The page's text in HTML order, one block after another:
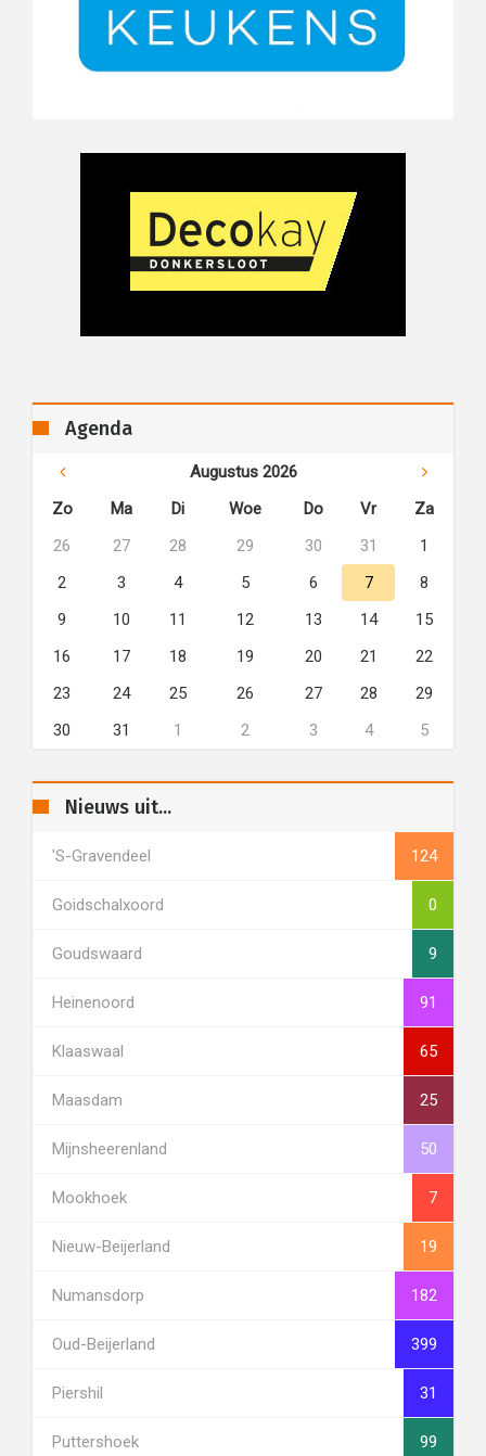
Agenda
Augustus 2026
Zo
Ma Di Woe Do Vr
Za
26
27 28 29 30 31
1
2
3 4 5 6 7
8
9
10 11 12 13 14
15
16
17 18 19 20 21
22
23
24 25 26 27 28
29
30
31 1 2 3 4 5
Nieuws uit...
's-Gravendeel 124
Goidschalxoord 0
Goudswaard 9
Heinenoord 91
Klaaswaal 65
Maasdam 25
Mijnsheerenland 50
Mookhoek 7
Nieuw-Beijerland 19
Numansdorp 182
Oud-Beijerland 399
Piershil 31
Puttershoek 99